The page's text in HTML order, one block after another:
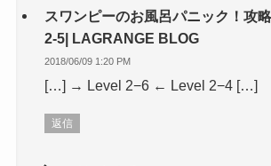
スワンピーのお風呂パニック！攻
2-5| LAGRANGE BLOG
2018/06/09 1:20 PM
[…] → Level 2−6 ← Level 2−4 […]
返信